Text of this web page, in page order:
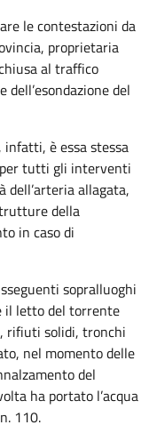
le contestazioni da
proprietaria
al traffico
del
è essa stessa
tutti gli interventi
allagata,
della
in caso di
sopralluoghi
il letto del torrente
rifiuti solidi, tronchi
nel momento delle
del
ha portato l’acqua
110.